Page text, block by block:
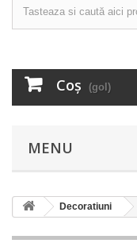
Coş (gol)
MENU
Decoratiuni